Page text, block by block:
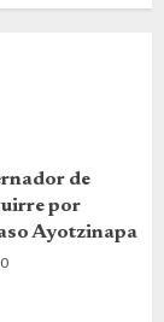
de
por
Ayotzinapa
0